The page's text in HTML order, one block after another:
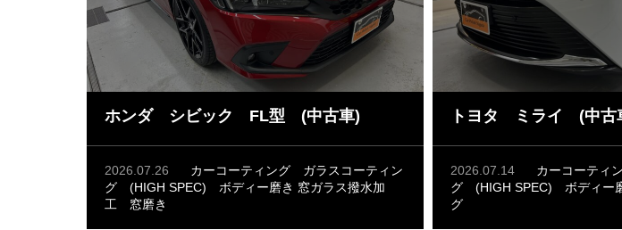
ホンダ シビック FL型 (中古車)
2026.07.26 カーコーティング
ガラスコーティン
グ (HIGH SPEC)
ボディー磨き 窓ガラス撥水加
工
窓磨き
トヨタ ミライ (中古
2026.07.14 カーコーティ
グ (HIGH SPEC)
ボディー
グ